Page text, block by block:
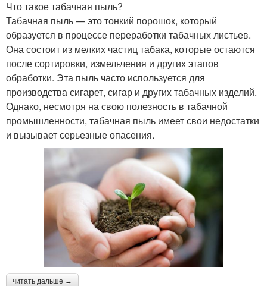
Что такое табачная пыль?
Табачная пыль — это тонкий порошок, который
образуется в процессе переработки табачных листьев.
Она состоит из мелких частиц табака, которые остаются
после сортировки, измельчения и других этапов
обработки. Эта пыль часто используется для
производства сигарет, сигар и других табачных изделий.
Однако, несмотря на свою полезность в табачной
промышленности, табачная пыль имеет свои недостатки
и вызывает серьезные опасения.
читать дальше →